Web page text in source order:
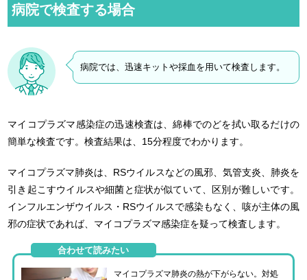
病院で検査する場合
病院では、迅速キットや採血を用いて検査します。
マイコプラズマ感染症の迅速検査は、綿棒でのどを拭い取るだけの
簡単な検査です。検査結果は、15分程度でわかります。
マイコプラズマ肺炎は、RSウイルスなどの風邪、気管支炎、肺炎を
引き起こすウイルスや細菌と症状が似ていて、区別が難しいです。
インフルエンザウイルス・RSウイルスで感染もなく、咳が主体の風
邪の症状であれば、マイコプラズマ感染症を疑って検査します。
合わせて読みたい
マイコプラズマ肺炎の熱が下がらない。対処